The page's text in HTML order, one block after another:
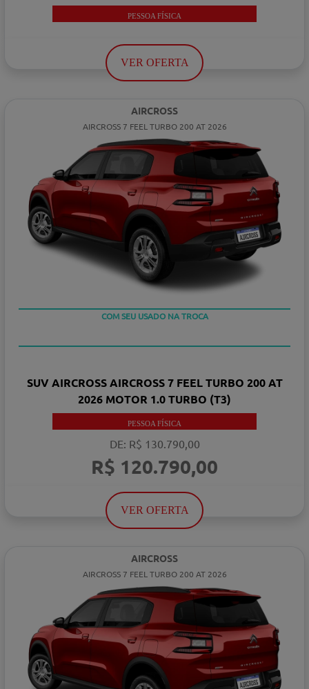
PESSOA FÍSICA
VER OFERTA
AIRCROSS
AIRCROSS 7 FEEL TURBO 200 AT 2026
SUV AIRCROSS AIRCROSS 7 FEEL TURBO 200 AT
2026 MOTOR 1.0 TURBO (T3)
PESSOA FÍSICA
DE: R$ 130.790,00
R$ 120.790,00
VER OFERTA
AIRCROSS
AIRCROSS 7 FEEL TURBO 200 AT 2026